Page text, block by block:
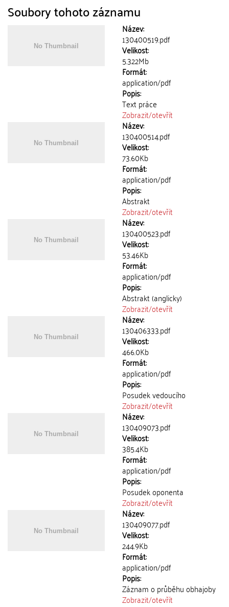
Soubory tohoto záznamu
Název:
130400519.pdf
Velikost:
5.322Mb
Formát:
application/pdf
Popis:
Text práce
Zobrazit/otevřít
Název:
130400514.pdf
Velikost:
73.60Kb
Formát:
application/pdf
Popis:
Abstrakt
Zobrazit/otevřít
Název:
130400523.pdf
Velikost:
53.46Kb
Formát:
application/pdf
Popis:
Abstrakt (anglicky)
Zobrazit/otevřít
Název:
130406333.pdf
Velikost:
466.0Kb
Formát:
application/pdf
Popis:
Posudek vedoucího
Zobrazit/otevřít
Název:
130409073.pdf
Velikost:
385.4Kb
Formát:
application/pdf
Popis:
Posudek oponenta
Zobrazit/otevřít
Název:
130409077.pdf
Velikost:
244.9Kb
Formát:
application/pdf
Popis:
Záznam o průběhu obhajoby
Zobrazit/otevřít